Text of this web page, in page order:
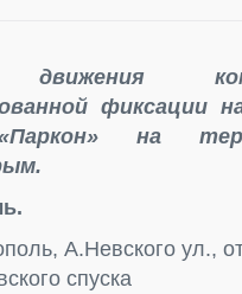
фиксации
на
А.Невского ул.,
спуска